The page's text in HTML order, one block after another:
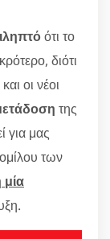
ότι το
διότι
οι νέοι
της
για μας
των
μία